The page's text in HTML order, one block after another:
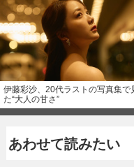
伊藤彩沙、20代ラストの写真集で
た“大人の甘さ”
あわせて読みたい